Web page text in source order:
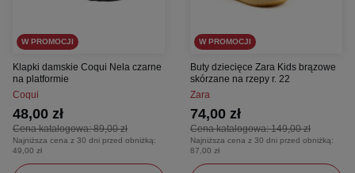
W PROMOCJI
Klapki damskie Coqui Nela czarne
na platformie
Coqui
Cena katalogowa:89,00 zł
48,00 zł
Najniższa cena z 30 dni przed obniżką:
49,00 zł
W PROMOCJI
Buty dziecięce Zara Kids brązowe
skórzane na rzepy r. 22
Zara
Cena katalogowa:149,00 zł
74,00 zł
Najniższa cena z 30 dni przed obniżką:
87,00 zł